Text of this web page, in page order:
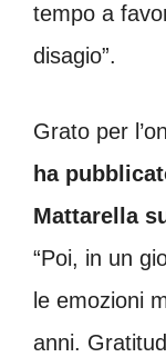
tempo a
disagio”.
Grato per
ha
Mattarella
“Poi, in un
le emozioni
anni.